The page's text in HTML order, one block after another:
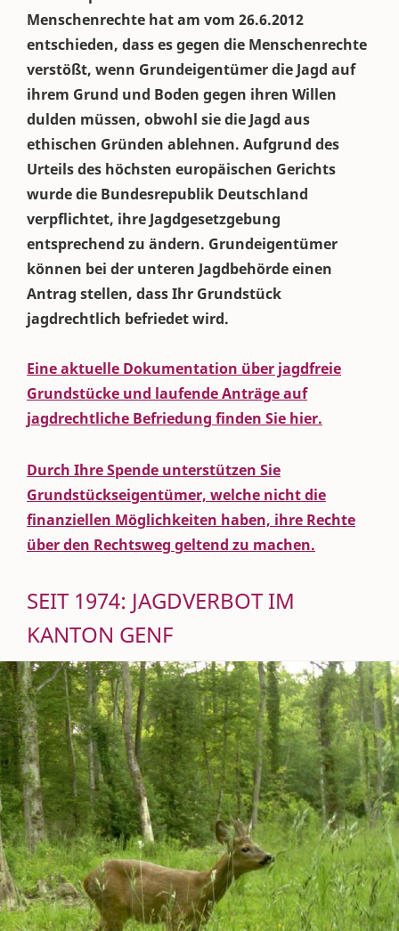
Menschenrechte hat am vom 26.6.2012
entschieden, dass es gegen die Menschenrechte
verstößt, wenn Grundeigentümer die Jagd auf
ihrem Grund und Boden gegen ihren Willen
dulden müssen, obwohl sie die Jagd aus
ethischen Gründen ablehnen. Aufgrund des
Urteils des höchsten europäischen Gerichts
wurde die Bundesrepublik Deutschland
verpflichtet, ihre Jagdgesetzgebung
entsprechend zu ändern. Grundeigentümer
können bei der unteren Jagdbehörde einen
Antrag stellen, dass Ihr Grundstück
jagdrechtlich befriedet wird.
Eine aktuelle Dokumentation über jagdfreie
Grundstücke und laufende Anträge auf
jagdrechtliche Befriedung finden Sie hier.
Durch Ihre Spende unterstützen Sie
Grundstückseigentümer, welche nicht die
finanziellen Möglichkeiten haben, ihre Rechte
über den Rechtsweg geltend zu machen.
SEIT 1974: JAGDVERBOT IM
KANTON GENF